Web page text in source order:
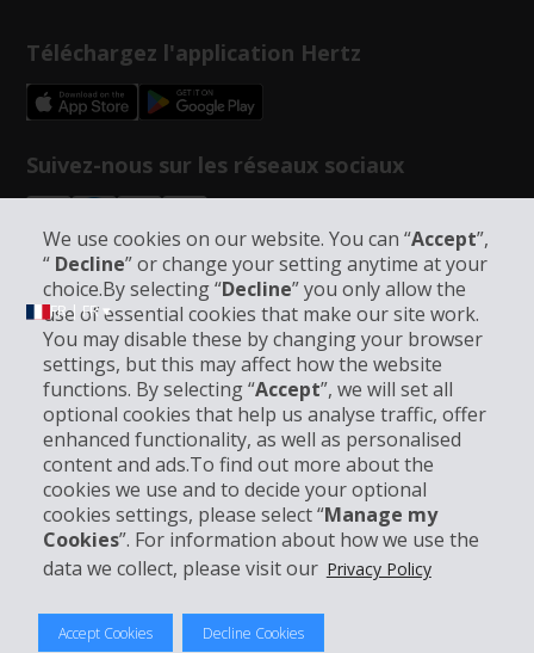
We use cookies on our website. You can “Accept”,
“ Decline” or change your setting anytime at your
choice.By selecting “Decline” you only allow the
use of essential cookies that make our site work.
You may disable these by changing your browser
settings, but this may affect how the website
functions. By selecting “Accept”, we will set all
optional cookies that help us analyse traffic, offer
enhanced functionality, as well as personalised
content and ads.To find out more about the
cookies we use and to decide your optional
cookies settings, please select “Manage my
Cookies”. For information about how we use the
data we collect, please visit our Privacy Policy
Accept Cookies Decline Cookies
Téléchargez l'application Hertz
Suivez-nous sur les réseaux sociaux
FR | FR ▾
Informations sur l'entreprise
Entreprise
Support client